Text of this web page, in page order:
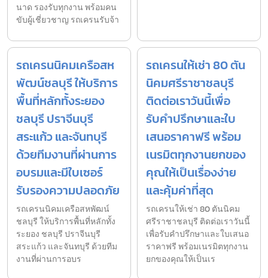
นาด รองรับทุกงาน พร้อมคน
ขับผู้เชี่ยวชาญ รถเครนรับจ้า
รถเครนนิคมเครือสห
พัฒน์ชลบุรี ให้บริการ
พื้นที่หลักทั้งระยอง
ชลบุรี ปราจีนบุรี
สระแก้ว และจันทบุรี
ด้วยทีมงานที่ผ่านการ
อบรมและมีใบเซอร์
รับรองความปลอดภัย
รถเครนนิคมเครือสหพัฒน์
ชลบุรี ให้บริการพื้นที่หลักทั้ง
ระยอง ชลบุรี ปราจีนบุรี
สระแก้ว และจันทบุรี ด้วยทีม
งานที่ผ่านการอบร
รถเครนให้เช่า 80 ตัน
นิคมศรีราชาชลบุรี
ติดต่อเราวันนี้เพื่อ
รับคำปรึกษาและใบ
เสนอราคาฟรี พร้อม
เนรมิตทุกงานยกของ
คุณให้เป็นเรื่องง่าย
และคุ้มค่าที่สุด
รถเครนให้เช่า 80 ตันนิคม
ศรีราชาชลบุรี ติดต่อเราวันนี้
เพื่อรับคำปรึกษาและใบเสนอ
ราคาฟรี พร้อมเนรมิตทุกงาน
ยกของคุณให้เป็นเร